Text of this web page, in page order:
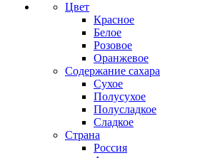
Цвет
Красное
Белое
Розовое
Оранжевое
Содержание сахара
Сухое
Полусухое
Полусладкое
Сладкое
Страна
Россия